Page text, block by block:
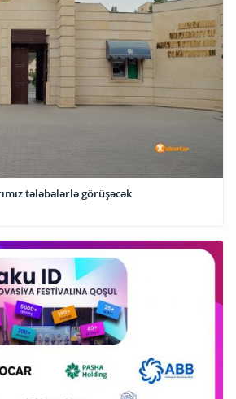
Tanınmış startapçılarımız tələbələrlə görüşəcək